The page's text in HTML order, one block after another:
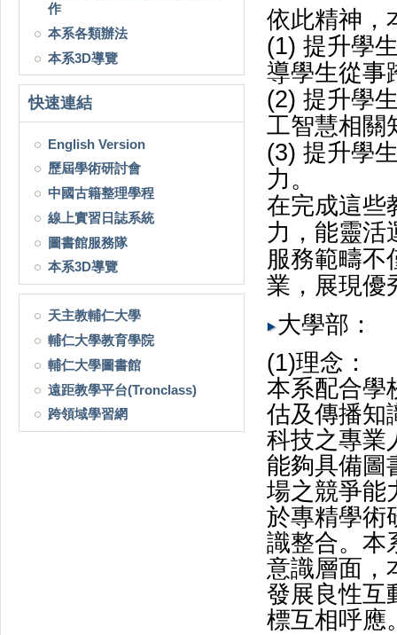
作
本系各類辦法
本系3D導覽
快速連結
English Version
歷屆學術研討會
中國古籍整理學程
線上實習日誌系統
圖書館服務隊
本系3D導覽
天主教輔仁大學
輔仁大學教育學院
輔仁大學圖書館
遠距教學平台(Tronclass)
跨領域學習網
依此精神，
(1) 提升學
導學生從事
(2) 提升學
工智慧相關
(3) 提升學
力。
在完成這些
力，能靈活
服務範疇不
業，展現優
大學部：
(1)理念：
本系配合學
估及傳播知
科技之專業
能夠具備圖
場之競爭能
於專精學術
識整合。本
意識層面，
發展良性互
標互相呼應